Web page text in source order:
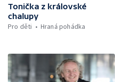
Tonička z královské
chalupy
Pro děti
Hraná pohádka